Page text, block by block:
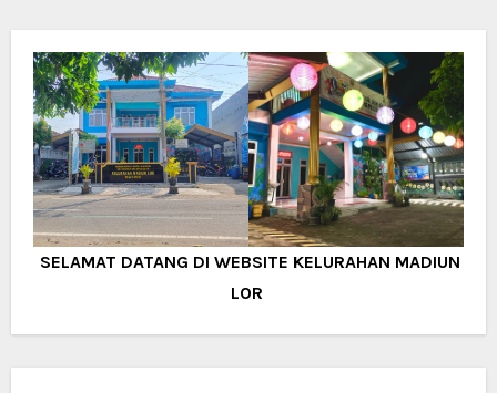
SELAMAT DATANG DI WEBSITE KELURAHAN MADIUN
LOR